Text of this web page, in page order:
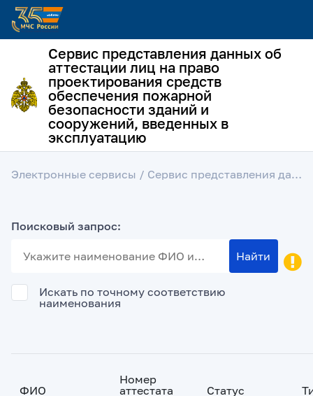
Сервис представления данных об
аттестации лиц на право
проектирования средств
обеспечения пожарной
безопасности зданий и
сооружений, введенных в
эксплуатацию
Электронные сервисы / Сервис представления данных об аттестации лиц на право проектирования средств обеспечения пожарной безопасности зданий и сооружений, введенных в эксплуатацию
Поисковый запрос:
Найти
Искать по точному соответствию
наименования
ФИО
Номер
аттестата
Статус